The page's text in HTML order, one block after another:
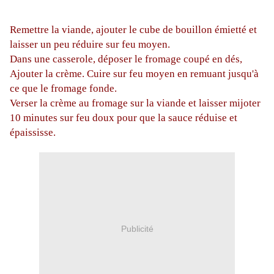
Remettre la viande, ajouter le cube de bouillon émietté et
laisser un peu réduire sur feu moyen.
Dans une casserole, déposer le fromage coupé en dés,
Ajouter la crème. Cuire sur feu moyen en remuant jusqu'à
ce que le fromage fonde.
Verser la crème au fromage sur la viande et laisser mijoter
10 minutes sur feu doux pour que la sauce réduise et
épaississe.
Publicité